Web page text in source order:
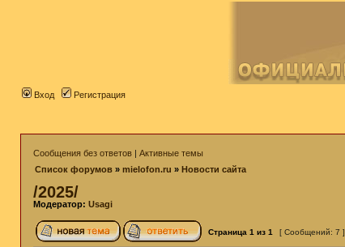
Вход Регистрация
Сообщения без ответов | Активные темы
Список форумов » mielofon.ru » Новости сайта
/2025/
Модератор: Usagi
Страница 1 из 1 [ Сообщений: 7 ]